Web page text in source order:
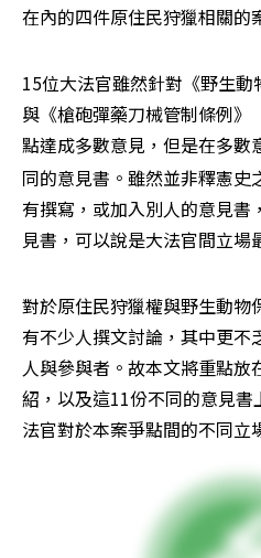
在內的四件原住民狩獵相關的
15位大法官雖然針對《野生動
與《槍砲彈藥刀械管制條例
點達成多數意見，但是在多數
同的意見書。雖然並非釋憲史
有撰寫，或加入別人的意見書
見書，可以說是大法官間立場
對於原住民狩獵權與野生動物
有不少人撰文討論，其中更
人與參與者。故本文將重點
紹，以及這11份不同的意見
法官對於本案爭點間的不同立